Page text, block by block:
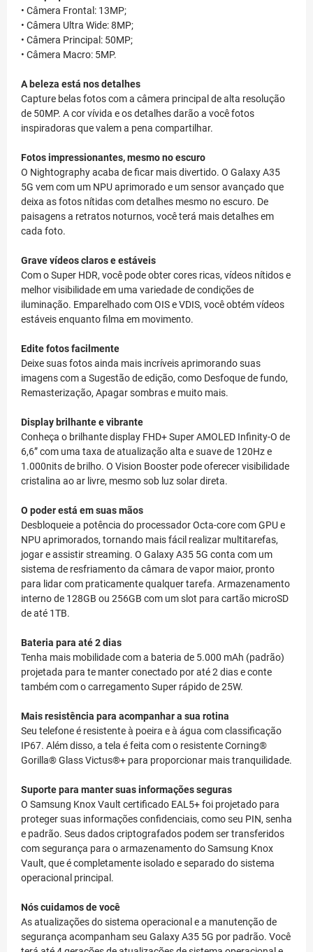
• Câmera Frontal: 13MP;
• Câmera Ultra Wide: 8MP;
• Câmera Principal: 50MP;
• Câmera Macro: 5MP.
A beleza está nos detalhes
Capture belas fotos com a câmera principal de alta resolução
de 50MP. A cor vívida e os detalhes darão a você fotos
inspiradoras que valem a pena compartilhar.
Fotos impressionantes, mesmo no escuro
O Nightography acaba de ficar mais divertido. O Galaxy A35
5G vem com um NPU aprimorado e um sensor avançado que
deixa as fotos nítidas com detalhes mesmo no escuro. De
paisagens a retratos noturnos, você terá mais detalhes em
cada foto.
Grave vídeos claros e estáveis
Com o Super HDR, você pode obter cores ricas, vídeos nítidos e
melhor visibilidade em uma variedade de condições de
iluminação. Emparelhado com OIS e VDIS, você obtém vídeos
estáveis enquanto filma em movimento.
Edite fotos facilmente
Deixe suas fotos ainda mais incríveis aprimorando suas
imagens com a Sugestão de edição, como Desfoque de fundo,
Remasterização, Apagar sombras e muito mais.
Display brilhante e vibrante
Conheça o brilhante display FHD+ Super AMOLED Infinity-O de
6,6” com uma taxa de atualização alta e suave de 120Hz e
1.000nits de brilho. O Vision Booster pode oferecer visibilidade
cristalina ao ar livre, mesmo sob luz solar direta.
O poder está em suas mãos
Desbloqueie a potência do processador Octa-core com GPU e
NPU aprimorados, tornando mais fácil realizar multitarefas,
jogar e assistir streaming. O Galaxy A35 5G conta com um
sistema de resfriamento da câmara de vapor maior, pronto
para lidar com praticamente qualquer tarefa. Armazenamento
interno de 128GB ou 256GB com um slot para cartão microSD
de até 1TB.
Bateria para até 2 dias
Tenha mais mobilidade com a bateria de 5.000 mAh (padrão)
projetada para te manter conectado por até 2 dias e conte
também com o carregamento Super rápido de 25W.
Mais resistência para acompanhar a sua rotina
Seu telefone é resistente à poeira e à água com classificação
IP67. Além disso, a tela é feita com o resistente Corning®
Gorilla® Glass Victus®+ para proporcionar mais tranquilidade.
Suporte para manter suas informações seguras
O Samsung Knox Vault certificado EAL5+ foi projetado para
proteger suas informações confidenciais, como seu PIN, senha
e padrão. Seus dados criptografados podem ser transferidos
com segurança para o armazenamento do Samsung Knox
Vault, que é completamente isolado e separado do sistema
operacional principal.
Nós cuidamos de você
As atualizações do sistema operacional e a manutenção de
segurança acompanham seu Galaxy A35 5G por padrão. Você